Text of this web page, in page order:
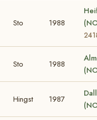
Sto 1988
Sto 1988
Hingst 1987